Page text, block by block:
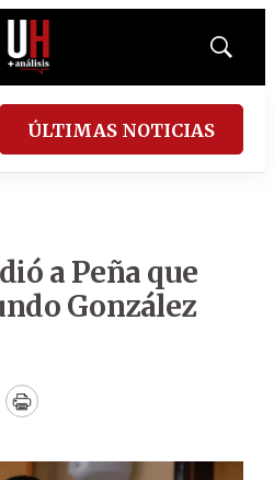
Mostrar
ÚLTIMAS NOTICIAS
a Peña que
González
Print